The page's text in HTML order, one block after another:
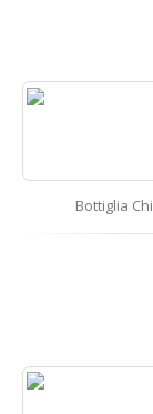
Bottiglia